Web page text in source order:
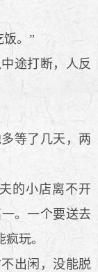
。”
途打断，人反
等了几天，两
的小店离不开
。一个要送去
玩。
出闲，没能脱